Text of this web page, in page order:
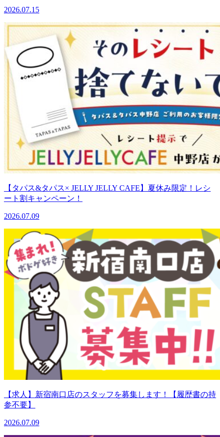
2026.07.15
【タパス&タパス× JELLY JELLY CAFE】夏休み限定！レシ
ート割キャンペーン！
2026.07.09
【求人】新宿南口店のスタッフを募集します！【履歴書の持
参不要】
2026.07.09